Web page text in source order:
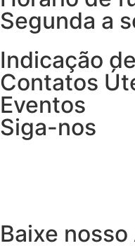
Segunda a
Indicação
Contatos
Eventos
Siga-nos
Baixe nosso